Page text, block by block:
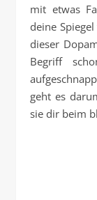
mit etwas
deine
dieser
Begriff
geht es
sie dir beim